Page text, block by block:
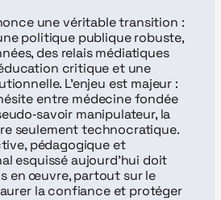
une véritable transition :
politique publique robuste,
des relais médiatiques
critique et une
L’enjeu est majeur :
entre médecine fondée
manipulateur, la
seulement technocratique.
pédagogique et
esquissé aujourd’hui doit
en œuvre, partout sur le
la confiance et protéger